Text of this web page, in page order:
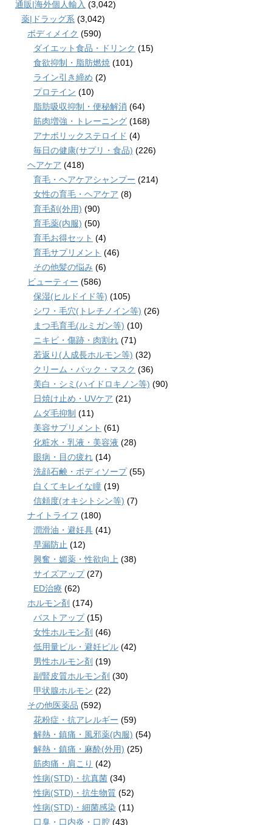
通販|海外個人輸入 (3,042)
薬|ドラッグ系 (3,042)
ボディメイク (590)
ダイエット食品・ドリンク (15)
食欲抑制・脂肪燃焼 (101)
ライン引き締め (2)
プロテイン (10)
脂肪吸収抑制・便秘解消 (64)
筋肉増強・トレーニング (168)
アナボリックステロイド (4)
毎日の健康(サプリ・食品) (226)
ヘアケア (418)
育毛・ヘアケアシャンプー (214)
女性の育毛・ヘアケア (8)
育毛剤(外用) (90)
育毛薬(内服) (50)
育毛お得セット (4)
育毛サプリメント (46)
その他髪の悩み (6)
ビューティー (586)
保湿(ヒルドイド等) (105)
シワ・毛穴(トレチノイン等) (26)
まつ毛育毛(ルミガン等) (10)
ニキビ・傷跡・肉割れ (71)
若返り(人成長ホルモン等) (32)
クリーム・パック・マスク (36)
美白・シミ(ハイドロキノン等) (90)
日焼け止め・UVケア (21)
ムダ毛抑制 (11)
美容サプリメント (61)
化粧水・乳液・美容液 (28)
眼病・目の疲れ (14)
洗顔石鹸・ボディソープ(55)
白くてキレイな瞳 (19)
信頼度(オキシトシン等) (7)
ナイトライフ (180)
潤滑油・避妊具 (41)
早漏防止 (12)
興奮・媚薬・性欲向上 (38)
サイズアップ(27)
ED治療 (62)
ホルモン剤 (174)
バストアップ(15)
女性ホルモン剤 (46)
低用量ピル・避妊ピル (42)
男性ホルモン剤 (19)
副腎皮質ホルモン剤 (30)
甲状腺ホルモン (22)
その他医薬品 (592)
花粉症・抗アレルギー (59)
解熱・鎮痛・風邪薬(内服) (54)
解熱・鎮痛・麻酔(外用) (25)
筋肉痛・肩こり (42)
性病(STD)・抗真菌 (34)
性病(STD)・抗生物質 (52)
性病(STD)・細菌感染 (11)
口臭・口内炎・口腔 (43)